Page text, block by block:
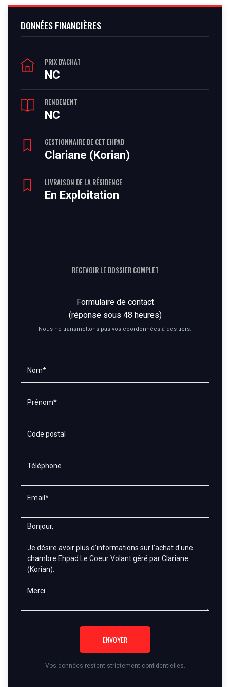
DONNÉES FINANCIÈRES
PRIX D'ACHAT
NC
RENDEMENT
NC
GESTIONNAIRE DE CET EHPAD
Clariane (Korian)
LIVRAISON DE LA RÉSIDENCE
En Exploitation
RECEVOIR LE DOSSIER COMPLET
Formulaire de contact
(réponse sous 48 heures)
Nous ne transmettons pas vos coordonnées à des tiers.
ENVOYER
Vos données restent strictement confidentielles.